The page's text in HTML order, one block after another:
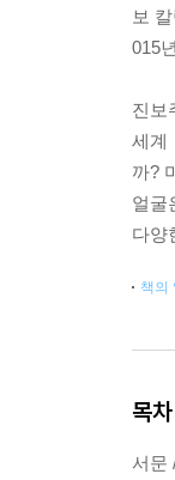
보
015
진보
세계
까?
얼굴
다양
책의
목차
서문